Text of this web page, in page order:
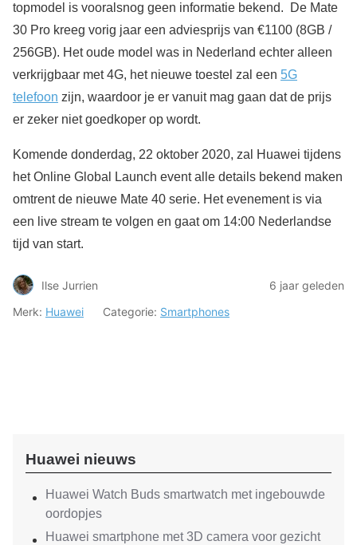
topmodel is vooralsnog geen informatie bekend. De Mate
30 Pro kreeg vorig jaar een adviesprijs van €1100 (8GB /
256GB). Het oude model was in Nederland echter alleen
verkrijgbaar met 4G, het nieuwe toestel zal een 5G
telefoon zijn, waardoor je er vanuit mag gaan dat de prijs
er zeker niet goedkoper op wordt.
Komende donderdag, 22 oktober 2020, zal Huawei tijdens
het Online Global Launch event alle details bekend maken
omtrent de nieuwe Mate 40 serie. Het evenement is via
een live stream te volgen en gaat om 14:00 Nederlandse
tijd van start.
Ilse Jurrien
6 jaar geleden
Merk: Huawei Categorie: Smartphones
Huawei nieuws
Huawei Watch Buds smartwatch met ingebouwde
oordopjes
Huawei smartphone met 3D camera voor gezicht